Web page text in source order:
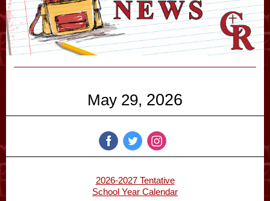
May 29, 2026
2026-2027 Tentative
School Year Calendar